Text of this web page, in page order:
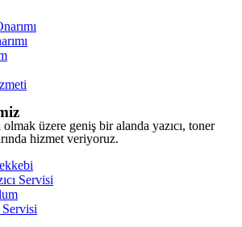
üzere geniş bir alanda yazıcı, toner
hizmet veriyoruz.
Servisi
Servisi